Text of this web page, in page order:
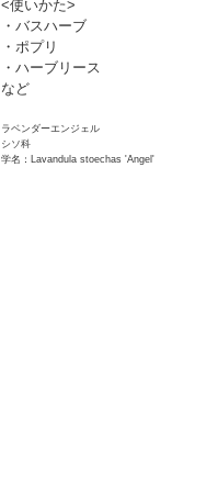
<使いかた>
・バスハーブ
・ポプリ
・ハーブリース
など
ラベンダーエンジェル
シソ科
学名：Lavandula stoechas 'Angel'